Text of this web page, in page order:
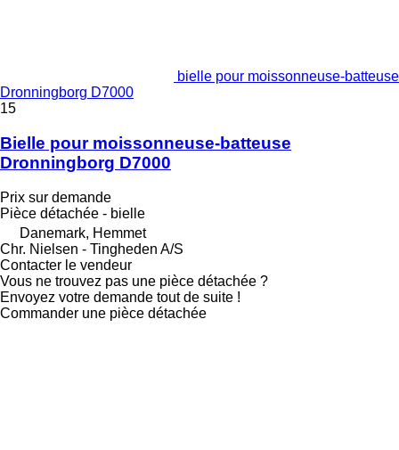
bielle pour moissonneuse-batteuse
Dronningborg D7000
15
Bielle pour moissonneuse-batteuse
Dronningborg D7000
Prix sur demande
Pièce détachée - bielle
Danemark, Hemmet
Chr. Nielsen - Tingheden A/S
Contacter le vendeur
Vous ne trouvez pas une pièce détachée ?
Envoyez votre demande tout de suite !
Commander une pièce détachée